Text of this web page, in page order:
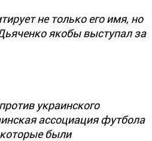
не только его имя, но
якобы выступал за
украинского
ассоциация футбола
которые были